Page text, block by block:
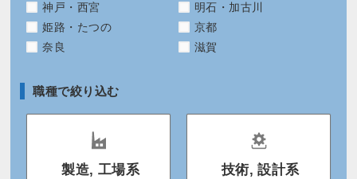
神戸・西宮
明石・加古川
姫路・たつの
京都
奈良
滋賀
職種で絞り込む
製造, 工場系 技術, 設計系